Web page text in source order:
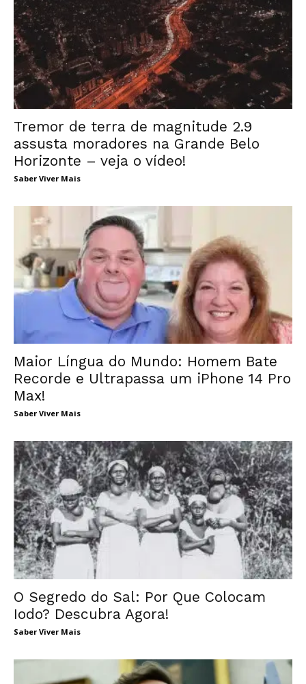
Tremor de terra de magnitude 2.9
assusta moradores na Grande Belo
Horizonte – veja o vídeo!
Saber Viver Mais
Maior Língua do Mundo: Homem Bate
Recorde e Ultrapassa um iPhone 14 Pro
Max!
Saber Viver Mais
O Segredo do Sal: Por Que Colocam
Iodo? Descubra Agora!
Saber Viver Mais